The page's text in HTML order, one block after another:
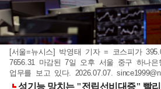
[서울=뉴시스] 박영태 기자 = 코스피가
7656.31 마감된 7일 오후 서울 중구 하나
업무를 보고 있다. 2026.07.07.